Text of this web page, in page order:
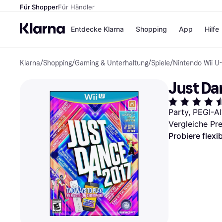
Für ShopperFür Händler
Entdecke Klarna
Zahlungsmethoden
Sofort bezahlen
Bezahle in 3
Teilzahlungen
Bezahle in bis zu 30
Ratenzahlung
Shopping
Shops
eBay
Temu
SHEIN
App Hilfe
Klarna/Shopping/Gaming & Unterhaltung/Spiele/Nintendo Wii
Just
Party, PEGI-
Vergleiche
Probiere